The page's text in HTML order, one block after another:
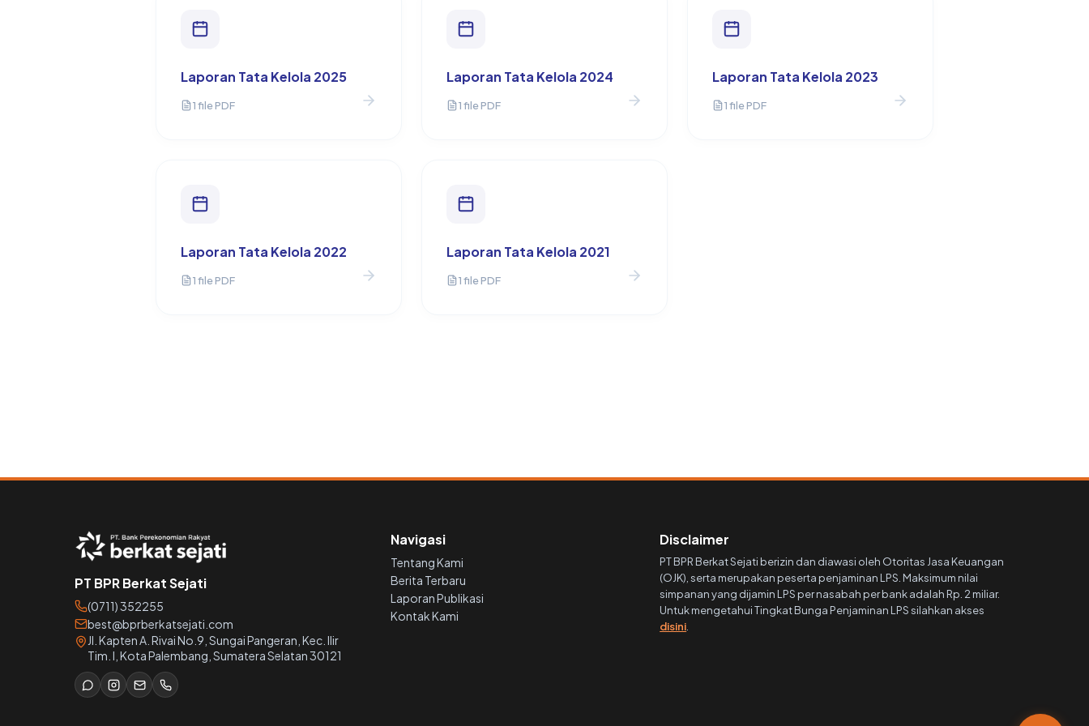
Laporan Tata Kelola 2025
1 file PDF
Laporan Tata Kelola 2024
1 file PDF
Laporan Tata Kelola 2023
1 file PDF
Laporan Tata Kelola 2022
1 file PDF
Laporan Tata Kelola 2021
1 file PDF
PT BPR Berkat Sejati
(0711) 352255
best@bprberkatsejati.com
Jl. Kapten A. Rivai No.9, Sungai Pangeran, Kec. Ilir
Tim. I, Kota Palembang, Sumatera Selatan 30121
Navigasi
Tentang Kami
Berita Terbaru
Laporan Publikasi
Kontak Kami
Disclaimer
PT BPR Berkat Sejati berizin dan diawasi oleh Otoritas Jasa Keuangan
(OJK), serta merupakan peserta penjaminan LPS. Maksimum nilai
simpanan yang dijamin LPS per nasabah per bank adalah Rp. 2 miliar.
Untuk mengetahui Tingkat Bunga Penjaminan LPS silahkan akses
disini